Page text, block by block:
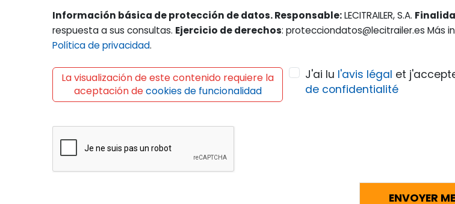
Información básica de protección de datos. Responsable:LECITRAILER, S.A.
respuesta a sus consultas. Ejercicio de derechos: protecciondatos@lecitrailer.es Más
Política de privacidad.
La visualización de este contenido requiere la
aceptación decookies de funcionalidad
J'ai lu l'avis légal et
de confidentialité